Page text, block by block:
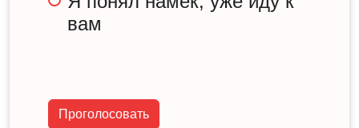
вам
Проголосовать